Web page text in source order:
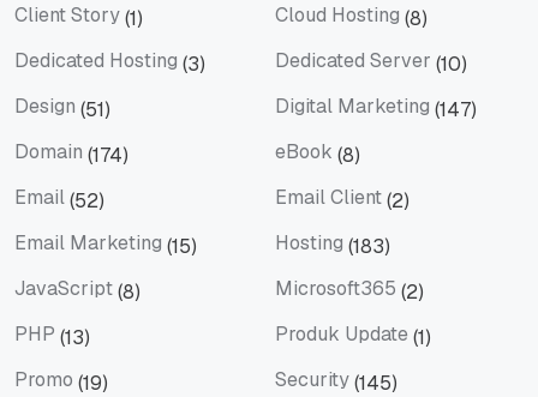
Client Story(1) Cloud Hosting (8)
Dedicated Hosting (3) Dedicated Server (10)
Design (51) Digital Marketing (147)
Domain (174) eBook (8)
Email(52) Email Client(2)
Email Marketing (15) Hosting (183)
JavaScript(8) Microsoft365 (2)
PHP (13) Produk Update (1)
Promo (19) Security(145)